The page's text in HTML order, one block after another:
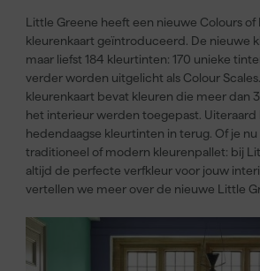
Little Greene heeft een nieuwe Colours of
kleurenkaart geïntroduceerd. De nieuwe
maar liefst 184 kleurtinten: 170 unieke
verder worden uitgelicht als Colour
kleurenkaart bevat kleuren die meer dan
het interieur werden toegepast. Uiteraard
hedendaagse kleurtinten in terug. Of je nu
traditioneel of modern kleurenpallet: bij
altijd de perfecte verfkleur voor jouw
vertellen we meer over de nieuwe Little